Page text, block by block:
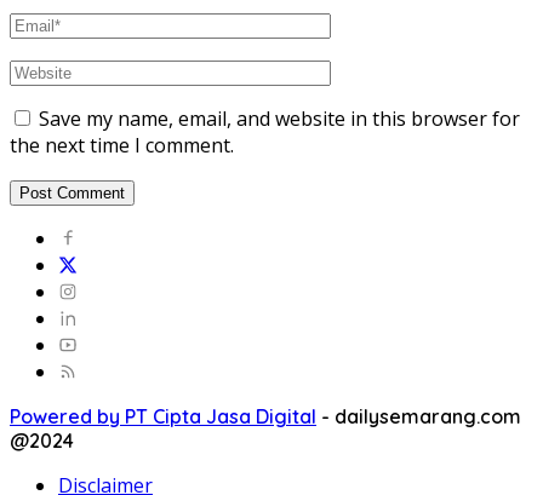
Save my name, email, and website in this browser for
the next time I comment.
Powered by PT Cipta Jasa Digital - dailysemarang.com
@2024
Disclaimer